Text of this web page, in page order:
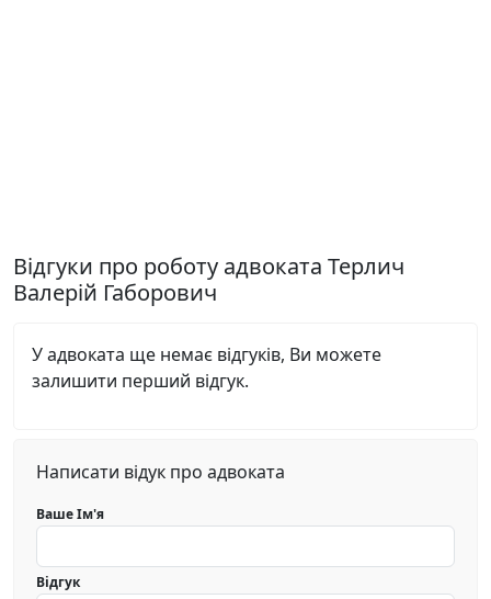
Відгуки про роботу адвоката Терлич
Валерій Габорович
У адвоката ще немає відгуків, Ви можете
залишити перший відгук.
Написати відук про адвоката
Ваше Ім'я
Відгук